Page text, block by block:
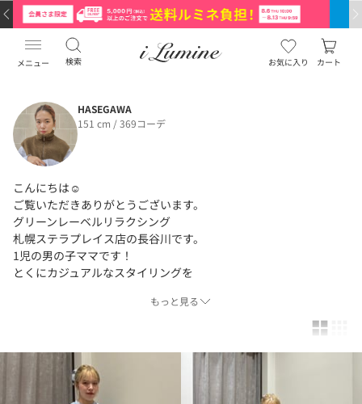
メニュー 検索 お気に入り カート
HASEGAWA
151 cm / 369コーデ
こんにちは☺︎
ご覧いただきありがとうございます。
グリーンレーベルリラクシング
札幌ステラプレイス店の長谷川です。
1児の男の子ママです！
とくにカジュアルなスタイリングを
もっと見る